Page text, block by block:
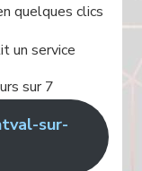
quelques clics
un service
sur 7
sur-